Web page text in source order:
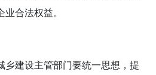
合法权益。
乡建设主管部门要统一思想，提